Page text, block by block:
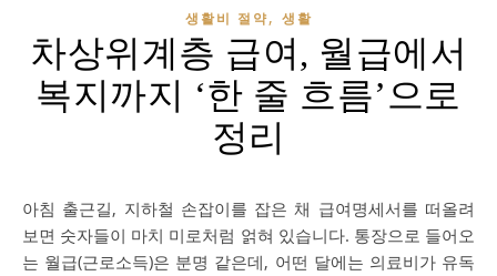
생활비 절약, 생활
차상위계층 급여, 월급에서
복지까지 ‘한 줄 흐름’으로
정리
아침 출근길, 지하철 손잡이를 잡은 채 급여명세서를 떠올려
보면 숫자들이 마치 미로처럼 얽혀 있습니다. 통장으로 들어오
는 월급(근로소득)은 분명 같은데, 어떤 달에는 의료비가 유독